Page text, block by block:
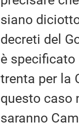
siano
decreti del
è specificato
trenta per la
questo caso
saranno